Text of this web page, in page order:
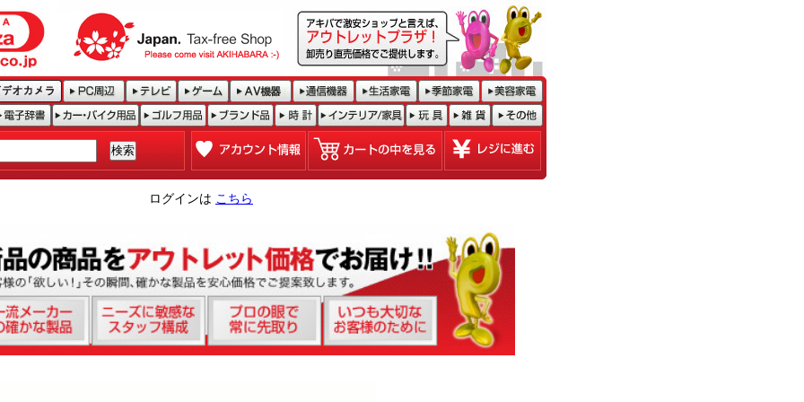
ログインは こちら